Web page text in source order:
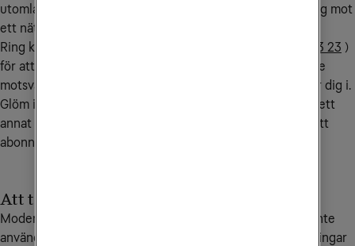
utomlands. Spärren aktiveras när din mobil kopplar upp sig mot
ett nät utomlands och avaktiveras när du kommer hem.
Ring kundservice på
+46 772 23 23 23 )
för att aktivera spärren. Samtalskostnaden till kundservice
motsvarar ett samtal till Sverige från det land du befinner dig i.
Glöm inte att sätta på dataroaming i din mobil när du är i ett
annat EU/EES-land för att kunna utnyttja mobilsurfen i ditt
abonnemang.
Att tänka på vid flyg- och båtresor
Moderna mobiler har kontakt med internet även när du inte
använder den, exempelvis för nedladdningar av uppdateringar